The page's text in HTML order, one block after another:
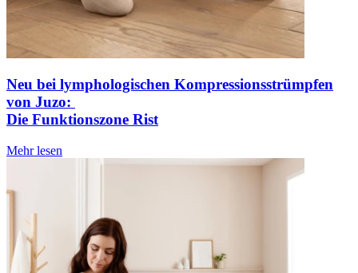
Neu bei lymphologischen Kompressionsstrümpfen
von Juzo:
Die Funktionszone Rist
Mehr lesen